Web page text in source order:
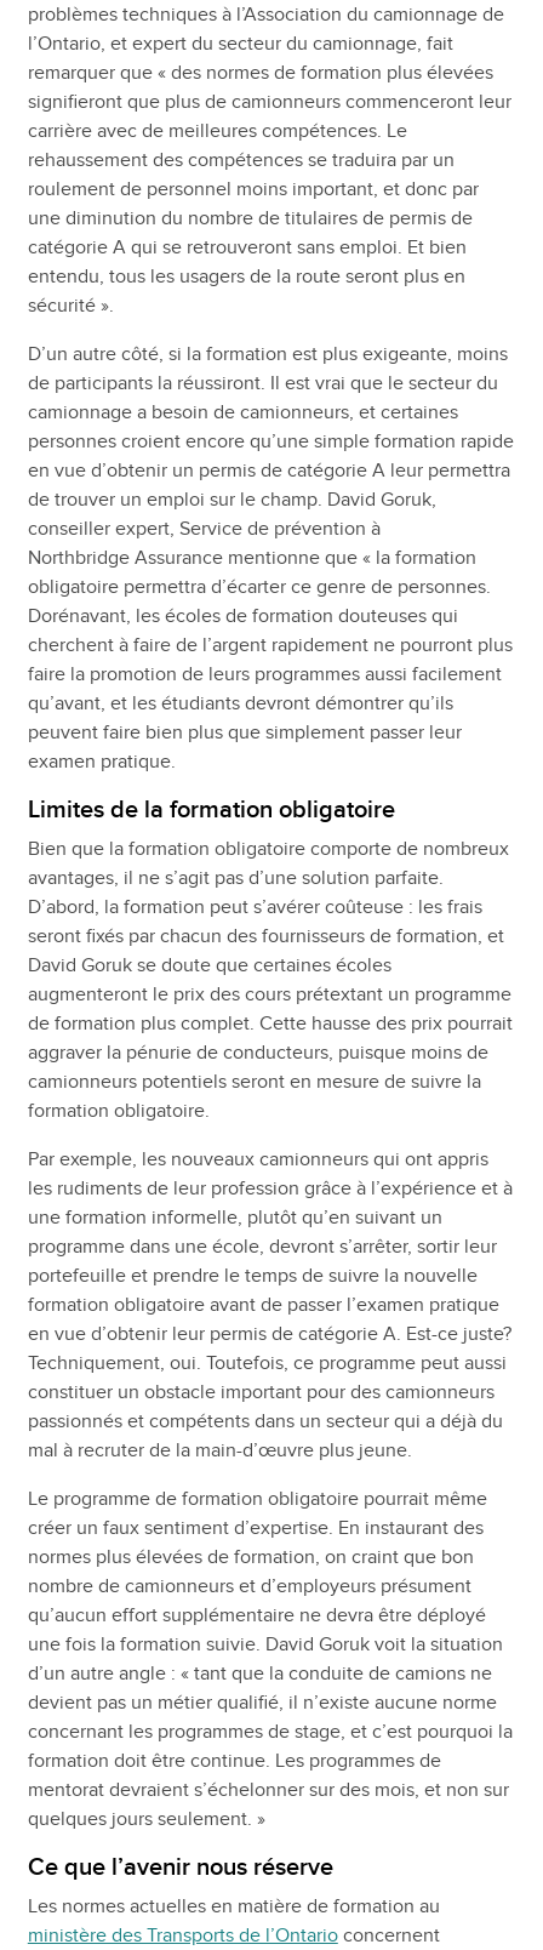
problèmes techniques à l’Association du camionnage de
l’Ontario, et expert du secteur du camionnage, fait
remarquer que « des normes de formation plus élevées
signifieront que plus de camionneurs commenceront leur
carrière avec de meilleures compétences. Le
rehaussement des compétences se traduira par un
roulement de personnel moins important, et donc par
une diminution du nombre de titulaires de permis de
catégorie A qui se retrouveront sans emploi. Et bien
entendu, tous les usagers de la route seront plus en
sécurité ».
D’un autre côté, si la formation est plus exigeante, moins
de participants la réussiront. Il est vrai que le secteur du
camionnage a besoin de camionneurs, et certaines
personnes croient encore qu’une simple formation rapide
en vue d’obtenir un permis de catégorie A leur permettra
de trouver un emploi sur le champ. David Goruk,
conseiller expert, Service de prévention à
Northbridge Assurance mentionne que « la formation
obligatoire permettra d’écarter ce genre de personnes.
Dorénavant, les écoles de formation douteuses qui
cherchent à faire de l’argent rapidement ne pourront plus
faire la promotion de leurs programmes aussi facilement
qu’avant, et les étudiants devront démontrer qu’ils
peuvent faire bien plus que simplement passer leur
examen pratique.
Limites de la formation obligatoire
Bien que la formation obligatoire comporte de nombreux
avantages, il ne s’agit pas d’une solution parfaite.
D’abord, la formation peut s’avérer coûteuse : les frais
seront fixés par chacun des fournisseurs de formation, et
David Goruk se doute que certaines écoles
augmenteront le prix des cours prétextant un programme
de formation plus complet. Cette hausse des prix pourrait
aggraver la pénurie de conducteurs, puisque moins de
camionneurs potentiels seront en mesure de suivre la
formation obligatoire.
Par exemple, les nouveaux camionneurs qui ont appris
les rudiments de leur profession grâce à l’expérience et à
une formation informelle, plutôt qu’en suivant un
programme dans une école, devront s’arrêter, sortir leur
portefeuille et prendre le temps de suivre la nouvelle
formation obligatoire avant de passer l’examen pratique
en vue d’obtenir leur permis de catégorie A. Est-ce juste?
Techniquement, oui. Toutefois, ce programme peut aussi
constituer un obstacle important pour des camionneurs
passionnés et compétents dans un secteur qui a déjà du
mal à recruter de la main-d’œuvre plus jeune.
Le programme de formation obligatoire pourrait même
créer un faux sentiment d’expertise. En instaurant des
normes plus élevées de formation, on craint que bon
nombre de camionneurs et d’employeurs présument
qu’aucun effort supplémentaire ne devra être déployé
une fois la formation suivie. David Goruk voit la situation
d’un autre angle : « tant que la conduite de camions ne
devient pas un métier qualifié, il n’existe aucune norme
concernant les programmes de stage, et c’est pourquoi la
formation doit être continue. Les programmes de
mentorat devraient s’échelonner sur des mois, et non sur
quelques jours seulement. »
Ce que l’avenir nous réserve
Les normes actuelles en matière de formation au
ministère des Transports de l’Ontarioconcernent